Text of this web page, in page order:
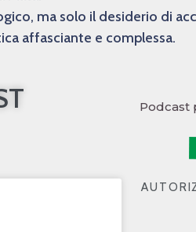
ma solo il desiderio di
affasciante e complessa.
Podcast